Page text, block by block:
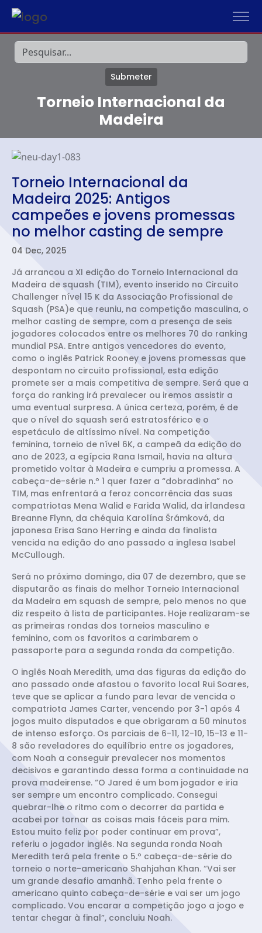
Submeter
Torneio Internacional da
Madeira
Torneio Internacional da
Madeira 2025: Antigos
campeões e jovens promessas
no melhor casting de sempre
04 Dec, 2025
Já arrancou a XI edição do Torneio Internacional da
Madeira de squash (TIM), evento inserido no Circuito
Challenger nível 15 K da Associação Profissional de
Squash (PSA)e que reuniu, na competição masculina, o
melhor casting de sempre, com a presença de seis
jogadores colocados entre os melhores 70 do ranking
mundial PSA. Entre antigos vencedores do evento,
como o inglês Patrick Rooney e jovens promessas que
despontam no circuito profissional, esta edição
promete ser a mais competitiva de sempre. Será que a
força do ranking irá prevalecer ou iremos assistir a
uma eventual surpresa. A única certeza, porém, é de
que o nível do squash será estratosférico e o
espetáculo de altíssimo nível. Na competição
feminina, torneio de nível 6K, a campeã da edição do
ano de 2023, a egípcia Rana Ismail, havia na altura
prometido voltar à Madeira e cumpriu a promessa. A
cabeça-de-série n.º 1 quer fazer a “dobradinha” no
TIM, mas enfrentará a feroz concorrência das suas
compatriotas Mena Walid e Farida Walid, da irlandesa
Breanne Flynn, da chéquia Karolína Šrámková, da
japonesa Erisa Sano Herring e ainda da finalista
vencida na edição do ano passado a inglesa Isabel
McCullough.
Será no próximo domingo, dia 07 de dezembro, que se
disputarão as finais do melhor Torneio Internacional
da Madeira em squash de sempre, pelo menos no que
diz respeito à lista de participantes. Hoje realizaram-se
as primeiras rondas dos torneios masculino e
feminino, com os favoritos a carimbarem o
passaporte para a segunda ronda da competição.
O inglês Noah Meredith, uma das figuras da edição do
ano passado onde afastou o favorito local Rui Soares,
teve que se aplicar a fundo para levar de vencida o
compatriota James Carter, vencendo por 3-1 após 4
jogos muito disputados e que obrigaram a 50 minutos
de intenso esforço. Os parciais de 6-11, 12-10, 15-13 e 11-
8 são reveladores do equilíbrio entre os jogadores,
com Noah a conseguir prevalecer nos momentos
decisivos e garantindo dessa forma a continuidade na
prova madeirense. “O Jared é um bom jogador e iria
ser sempre um encontro complicado. Consegui
quebrar-lhe o ritmo com o decorrer da partida e
acabei por tornar as coisas mais fáceis para mim.
Estou muito feliz por poder continuar em prova”,
referiu o jogador inglês. Na segunda ronda Noah
Meredith terá pela frente o 5.º cabeça-de-série do
torneio o norte-americano Shahjahan Khan. “Vai ser
um grande desafio amanhã. Tenho pela frente o
americano quinto cabeça-de-série e vai ser um jogo
complicado. Vou encarar a competição jogo a jogo e
tentar chegar à final”, concluiu Noah.